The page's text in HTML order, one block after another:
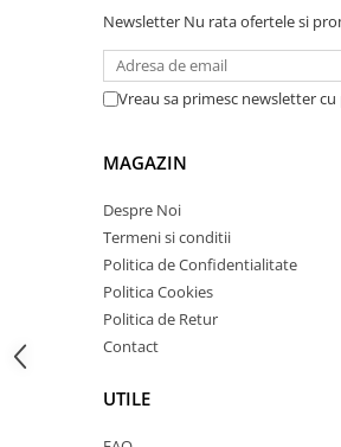
SSD-uri interne
Hard disk-uri interne
Coolere CPU
Ventilatoare
Pasta termica
Placi video profesionale
SSD-uri externe
Hard disk-uri externe
Card reader
Newsletter Nu rata ofertele si
Vreau sa primesc newsletter
MAGAZIN
Despre Noi
Termeni si conditii
Politica de Confidentialitate
Politica Cookies
Politica de Retur
Contact
UTILE